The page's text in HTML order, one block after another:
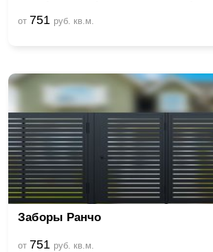
от 751 руб. кв.м.
Заборы Ранчо
от 751 руб. кв.м.